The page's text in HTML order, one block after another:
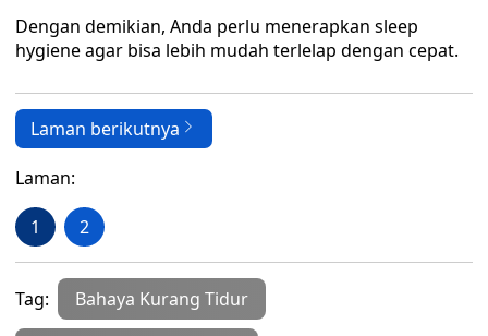
Dengan demikian, Anda perlu menerapkan sleep
hygiene agar bisa lebih mudah terlelap dengan cepat.
Laman berikutnya
Laman:
1 2
Tag: Bahaya Kurang Tidur